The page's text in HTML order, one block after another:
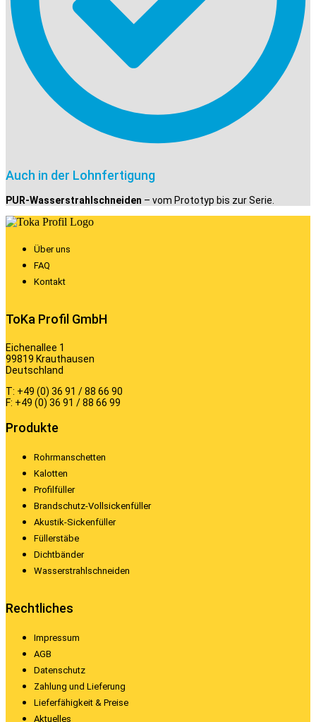
Auch in der Lohnfertigung
PUR-Wasserstrahlschneiden – vom Prototyp bis zur Serie.
Über uns
FAQ
Kontakt
ToKa Profil GmbH
Eichenallee 1
99819 Krauthausen
Deutschland
T: +49 (0) 36 91 / 88 66 90
F: +49 (0) 36 91 / 88 66 99
Produkte
Rohrmanschetten
Kalotten
Profilfüller
Brandschutz-Vollsickenfüller
Akustik-Sickenfüller
Füllerstäbe
Dichtbänder
Wasserstrahlschneiden
Rechtliches
Impressum
AGB
Datenschutz
Zahlung und Lieferung
Lieferfähigkeit & Preise
Aktuelles